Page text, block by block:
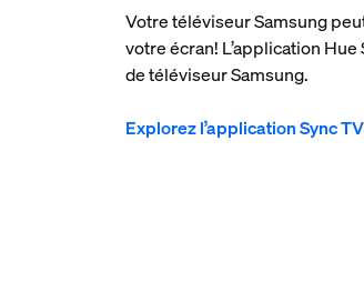
Votre téléviseur Samsung
votre écran! L’application
de téléviseur Samsung.
Explorez l’application Sync TV